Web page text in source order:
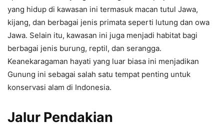
yang hidup di kawasan ini termasuk macan tutul Jawa,
kijang, dan berbagai jenis primata seperti lutung dan owa
Jawa. Selain itu, kawasan ini juga menjadi habitat bagi
berbagai jenis burung, reptil, dan serangga.
Keanekaragaman hayati yang luar biasa ini menjadikan
Gunung ini sebagai salah satu tempat penting untuk
konservasi alam di Indonesia.
Jalur Pendakian